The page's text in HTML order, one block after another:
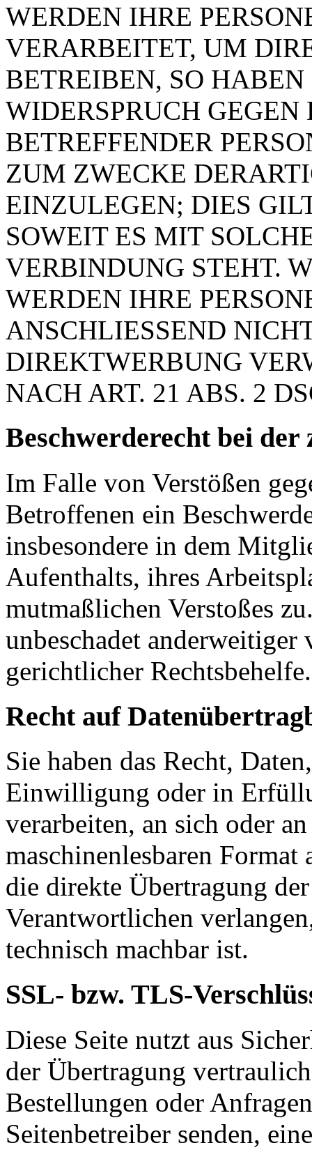
WERDEN IHRE
VERARBEITET, UM
BETREIBEN, SO
WIDERSPRUCH
BETREFFENDER
ZUM ZWECKE
EINZULEGEN; DIES
SOWEIT ES MIT
VERBINDUNG STEHT.
WERDEN IHRE
ANSCHLIESSEND
DIREKTWERBUNG
NACH ART. 21 ABS. 2
Beschwerde­recht bei
Im Falle von Verstößen
Betroffenen ein
insbesondere in dem
Aufenthalts, ihres
mutmaßlichen Verstoßes
unbeschadet
gerichtlicher Rechtsbehelfe.
Recht auf
Sie haben das Recht,
Einwilligung oder in
verarbeiten, an sich oder
maschinenlesbaren Format
die direkte Übertragung
Verantwortlichen
technisch machbar ist.
SSL- bzw. TLS-
Diese Seite nutzt aus
der Übertragung
Bestellungen oder
Seitenbetreiber senden,